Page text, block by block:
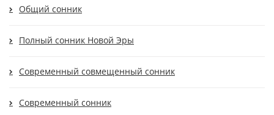
Общий сонник
Полный сонник Новой Эры
Современный cовмещенный сонник
Современный сонник